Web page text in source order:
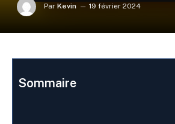
Par Kevin 19 février 2024
Sommaire